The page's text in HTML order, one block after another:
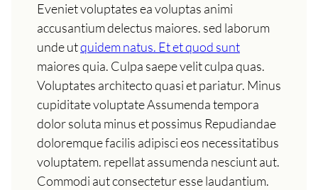
Eveniet voluptates ea voluptas animi
accusantium delectus maiores. sed laborum
unde utquidem natus. Et et quod sunt
maiores quia. Culpa saepe velit culpa quas.
Voluptates architecto quasi et pariatur. Minus
cupiditate voluptate Assumenda tempora
dolor soluta minus et possimus Repudiandae
doloremque facilis adipisci eos necessitatibus
voluptatem. repellat assumenda nesciunt aut.
Commodi aut consectetur esse laudantium.